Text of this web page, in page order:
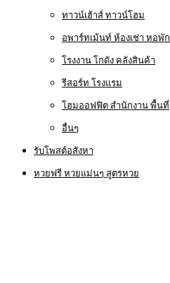
ทาวน์เฮ้าส์ ทาวน์โฮม
อพาร์ทเม้นท์ ห้องเช่า หอพัก
โรงงาน โกดัง คลังสินค้า
รีสอร์ท โรงแรม
โฮมออฟฟิต สำนักงาน พื้นที่
อื่นๆ
รับโพสต์อสังหา
หวยฟรี หวยแม่นๆ สูตรหวย